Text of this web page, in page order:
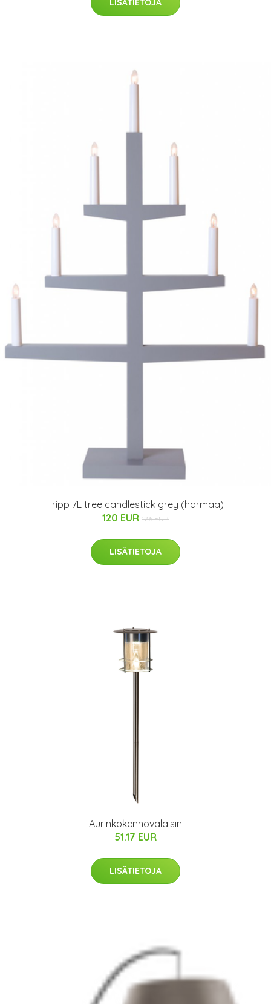
LISÄTIETOJA
Tripp 7L tree candlestick grey (harmaa)
120 EUR 126 EUR
LISÄTIETOJA
Aurinkokennovalaisin
51.17 EUR
LISÄTIETOJA